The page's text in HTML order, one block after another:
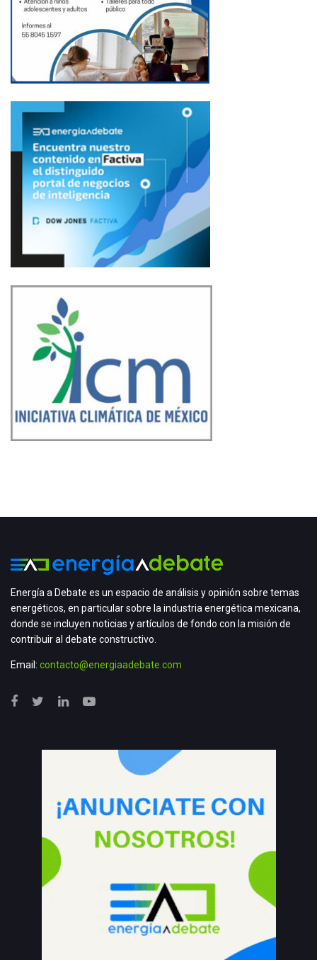
Energía a Debate es un espacio de análisis y opinión sobre temas
energéticos, en particular sobre la industria energética mexicana,
donde se incluyen noticias y artículos de fondo con la misión de
contribuir al debate constructivo.
Email: contacto@energiaadebate.com